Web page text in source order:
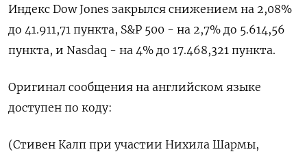
Индекс Dow Jones закрылся снижением на 2,08%
до 41.911,71 пункта, S&P 500 - на 2,7% до 5.614,56
пункта, и ​Nasdaq - на 4% до 17.468,321 пункта​.
Оригинал сообщения на английском языке
доступен по коду:
(Стивен Калп при участии Нихила Шармы,